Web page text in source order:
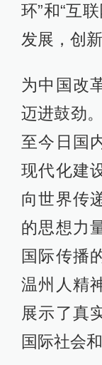
环”和“互
发展，创
为中国改
迈进鼓劲
至今日国
现代化建
向世界传
的思想力
国际传播
温州人精
展示了真
国际社会